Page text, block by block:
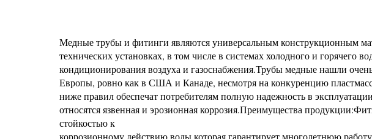
Медные трубы и фитинги являются универсальным конструкционным
технических установках, в том числе в системах холодного и горячего
кондиционирования воздуха и газоснабжения.Трубы медные нашли
Европы, ровно как в США и Канаде, несмотря на конкуренцию
ниже правил обеспечат потребителям полную надежность в
относятся язвенная и эрозионная коррозия.Преимущества
стойкостью к
коррозионному действию воды,которая гарантирует многолетнюю